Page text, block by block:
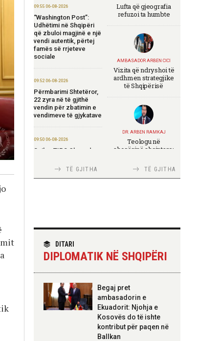
09:55 06-08-2026
“Washington Post”:
Udhëtimi në Shqipëri
që zbuloi magjinë e një
vendi autentik, përtej
famës së rrjeteve
sociale
09:52 06-08-2026
Përmbarimi Shtetëror,
22 zyra në të gjithë
vendin për zbatimin e
vendimeve të gjykatave
09:50 06-08-2026
Sejko: TIPS Clone do
pagesave, ekonomia
mund të kursejë deri
Nufi: Investim për
zhvillimin e industrisë
detare
Ambasada gjermane
falënderon ekipet
shqiptare për
TË GJITHA
Lufta që gjeografia
refuzoi ta humbte
AMBASADOR ARBEN CICI
Vizita që ndryshoi të
ardhmen strategjike
të Shqipërisë
DR. ARBEN RAMKAJ
Teologu në
shoqërinë shqiptare:
fetar dhe angazhimit
publik
Italia Strategjike —
“Shqipëria në BE,
projekt më i madh se
amaneti i
Skënderbeut dhe
Ismail Qemalit”
TË GJITHA
DITARI
DIPLOMATIK NË SHQIPËRI
Begaj pret
ambasadorin e
Ekuadorit: Njohja e
Kosovës do të ishte
kontribut për paqen në
Ballkan